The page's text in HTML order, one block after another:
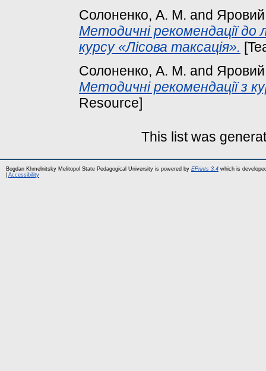
Солоненко, А. М. and
Методичні рекомендації
курсу «Лісова таксація».
Солоненко, А. М. and
Методичні рекомендації з
Resource]
This list was
Bogdan Khmelnitsky Melitopol State Pedagogical University is powered by EPrints 3.4 which is
Accessibility